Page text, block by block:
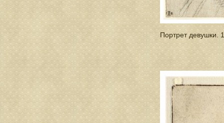
Портрет девушки.